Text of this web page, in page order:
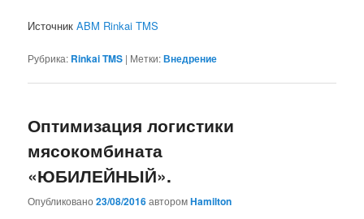
ИсточникABM Rinkai TMS
Рубрика: Rinkai TMS | Метки:Внедрение
Оптимизация логистики
мясокомбината
«ЮБИЛЕЙНЫЙ».
Опубликовано23/08/2016авторомHamilton